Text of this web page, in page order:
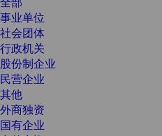
事业单位
社会团体
行政机关
股份制企业
民营企业
其他
外商独资
国有企业